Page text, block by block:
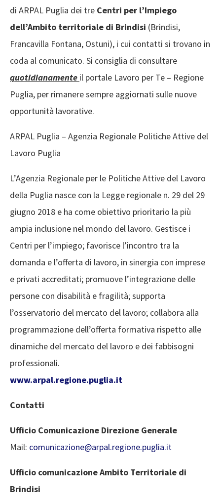
di ARPAL Puglia dei tre Centri per l’Impiego
dell’Ambito territoriale di Brindisi (Brindisi,
Francavilla Fontana, Ostuni), i cui contatti si trovano in
coda al comunicato. Si consiglia di consultare
quotidianamente il portale Lavoro per Te – Regione
Puglia, per rimanere sempre aggiornati sulle nuove
opportunità lavorative.
ARPAL Puglia – Agenzia Regionale Politiche Attive del
Lavoro Puglia
L’Agenzia Regionale per le Politiche Attive del Lavoro
della Puglia nasce con la Legge regionale n. 29 del 29
giugno 2018 e ha come obiettivo prioritario la più
ampia inclusione nel mondo del lavoro. Gestisce i
Centri per l’impiego; favorisce l’incontro tra la
domanda e l’offerta di lavoro, in sinergia con imprese
e privati accreditati; promuove l’integrazione delle
persone con disabilità e fragilità; supporta
l’osservatorio del mercato del lavoro; collabora alla
programmazione dell’offerta formativa rispetto alle
dinamiche del mercato del lavoro e dei fabbisogni
professionali.
www.arpal.regione.puglia.it
Contatti
Ufficio Comunicazione Direzione Generale
Mail: comunicazione@arpal.regione.puglia.it
Ufficio comunicazione Ambito Territoriale di
Brindisi